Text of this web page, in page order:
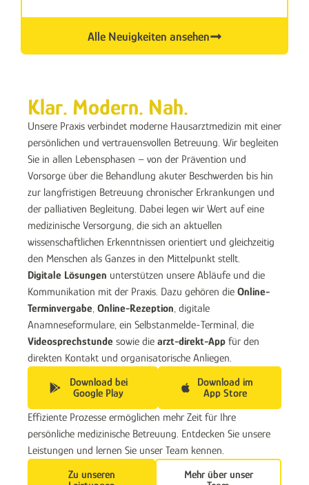
Alle Neuigkeiten ansehen
Klar. Modern. Nah.
Unsere Praxis verbindet moderne Hausarztmedizin mit einer
persönlichen und vertrauensvollen Betreuung. Wir begleiten
Sie in allen Lebensphasen – von der Prävention und
Vorsorge über die Behandlung akuter Beschwerden bis hin
zur langfristigen Betreuung chronischer Erkrankungen und
der palliativen Begleitung. Dabei legen wir Wert auf eine
medizinische Versorgung, die sich an aktuellen
wissenschaftlichen Erkenntnissen orientiert und gleichzeitig
den Menschen als Ganzes in den Mittelpunkt stellt.
Digitale Lösungen unterstützen unsere Abläufe und die
Kommunikation mit der Praxis. Dazu gehören die Online-
Terminvergabe, Online-Rezeption, digitale
Anamneseformulare, ein Selbstanmelde-Terminal, die
Videosprechstunde sowie die arzt-direkt-App für den
direkten Kontakt und organisatorische Anliegen.
Download bei
Google Play
Download im
App Store
Effiziente Prozesse ermöglichen mehr Zeit für Ihre
persönliche medizinische Betreuung. Entdecken Sie unsere
Leistungen und lernen Sie unser Team kennen.
Zu unseren
Mehr über unser